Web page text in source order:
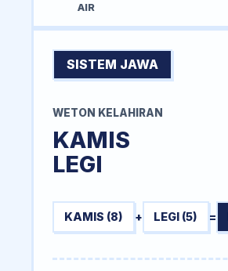
AIR
SISTEM JAWA
WETON KELAHIRAN
KAMIS
LEGI
KAMIS (8) + LEGI (5) =